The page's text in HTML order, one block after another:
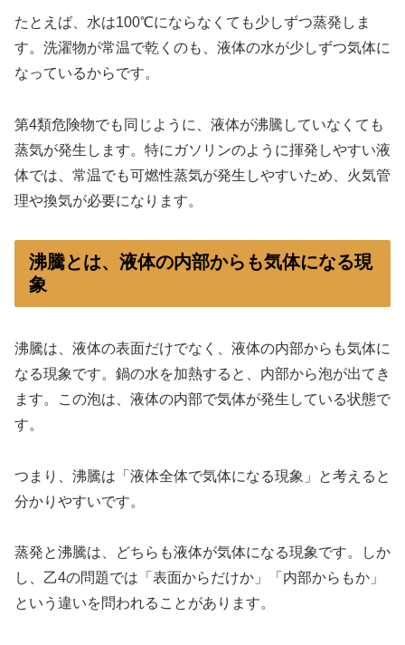
たとえば、水は100℃にならなくても少しずつ蒸発しま
す。洗濯物が常温で乾くのも、液体の水が少しずつ気体に
なっているからです。
第4類危険物でも同じように、液体が沸騰していなくても
蒸気が発生します。特にガソリンのように揮発しやすい液
体では、常温でも可燃性蒸気が発生しやすいため、火気管
理や換気が必要になります。
沸騰とは、液体の内部からも気体になる現
象
沸騰は、液体の表面だけでなく、液体の内部からも気体に
なる現象です。鍋の水を加熱すると、内部から泡が出てき
ます。この泡は、液体の内部で気体が発生している状態で
す。
つまり、沸騰は「液体全体で気体になる現象」と考えると
分かりやすいです。
蒸発と沸騰は、どちらも液体が気体になる現象です。しか
し、乙4の問題では「表面からだけか」「内部からもか」
という違いを問われることがあります。